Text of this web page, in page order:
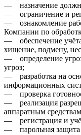
— назначение
— ограничение и
— ознакомление
Компании по
— обеспечение
хищение, подмену,
— определение угроз
угроз;
— разработка на
информационных
— проверка
— реализация
аппаратным
— регистрация и
— парольная защита